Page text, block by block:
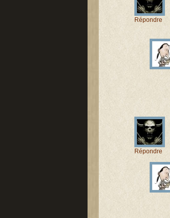
Répondre
Répondre